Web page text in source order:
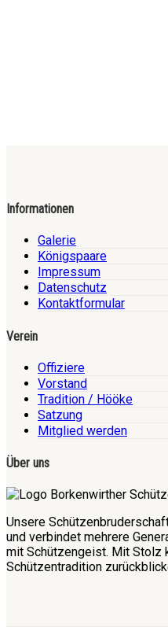
Informationen
Galerie
Königspaare
Impressum
Datenschutz
Kontaktformular
Verein
Offiziere
Vorstand
Tradition / Hööke
Satzung
Mitglied werden
Über uns
Unsere
und verbindet mehrere
mit Schützengeist. Mit Stolz
Schützentradition